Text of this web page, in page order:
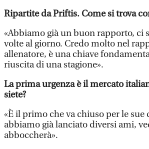
Ripartite da Priftis. Come si trova
«Abbiamo già un buon rapporto, ci
volte al giorno. Credo molto nel
allenatore, è una chiave
riuscita di una stagione».
La prima urgenza è il mercato
siete?
«È il primo che va chiuso per le sue
abbiamo già lanciato diversi ami,
abboccherà».